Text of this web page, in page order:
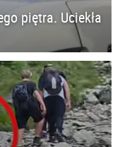
piętra. Uciekła